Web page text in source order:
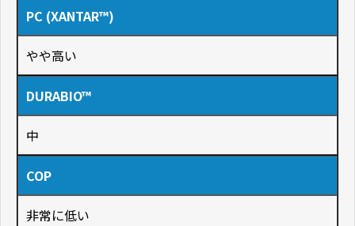
PC (XANTAR™)
やや高い
DURABIO™
中
COP
非常に低い